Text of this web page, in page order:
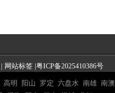
网站标签| 粤ICP备2025410386号
高明 阳山 罗定 六盘水 南雄 南澳